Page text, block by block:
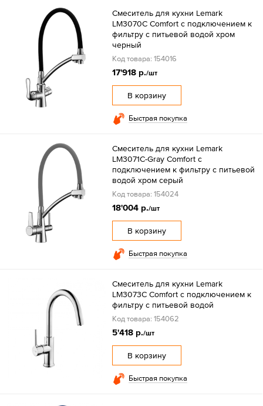
Смеситель для кухни Lemark
LM3070C Comfort с подключением к
фильтру с питьевой водой хром
черный
Код товара: 154016
17'918 р./шт
В корзину
Быстрая покупка
Смеситель для кухни Lemark
LM3071C-Gray Comfort с
подключением к фильтру с питьевой
водой хром серый
Код товара: 154024
18'004 р./шт
В корзину
Быстрая покупка
Смеситель для кухни Lemark
LM3073C Comfort с подключением к
фильтру с питьевой водой
Код товара: 154062
5'418 р./шт
В корзину
Быстрая покупка